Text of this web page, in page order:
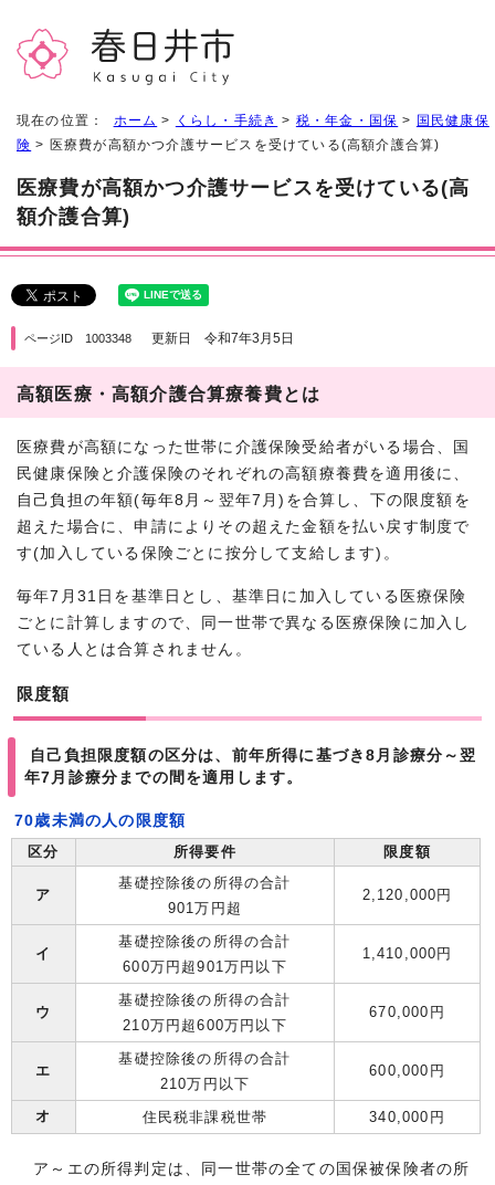
現在の位置： ホーム > くらし・手続き > 税・年金・国保 > 国民健康保
険 > 医療費が高額かつ介護サービスを受けている(高額介護合算)
医療費が高額かつ介護サービスを受けている(高
額介護合算)
ページID 1003348 更新日 令和7年3月5日
高額医療・高額介護合算療養費とは
医療費が高額になった世帯に介護保険受給者がいる場合、国
民健康保険と介護保険のそれぞれの高額療養費を適用後に、
自己負担の年額(毎年8月～翌年7月)を合算し、下の限度額を
超えた場合に、申請によりその超えた金額を払い戻す制度で
す(加入している保険ごとに按分して支給します)。
毎年7月31日を基準日とし、基準日に加入している医療保険
ごとに計算しますので、同一世帯で異なる医療保険に加入し
ている人とは合算されません。
限度額
自己負担限度額の区分は、前年所得に基づき8月診療分～翌
年7月診療分までの間を適用します。
70歳未満の人の限度額
区分
所得要件 限度額
ア
基礎控除後の所得の合計
901万円超
2,120,000円
イ
基礎控除後の所得の合計
600万円超901万円以下
1,410,000円
ウ
基礎控除後の所得の合計
210万円超600万円以下
670,000円
エ
基礎控除後の所得の合計
210万円以下
600,000円
オ 住民税非課税世帯 340,000円
ア～エの所得判定は、同一世帯の全ての国保被保険者の所